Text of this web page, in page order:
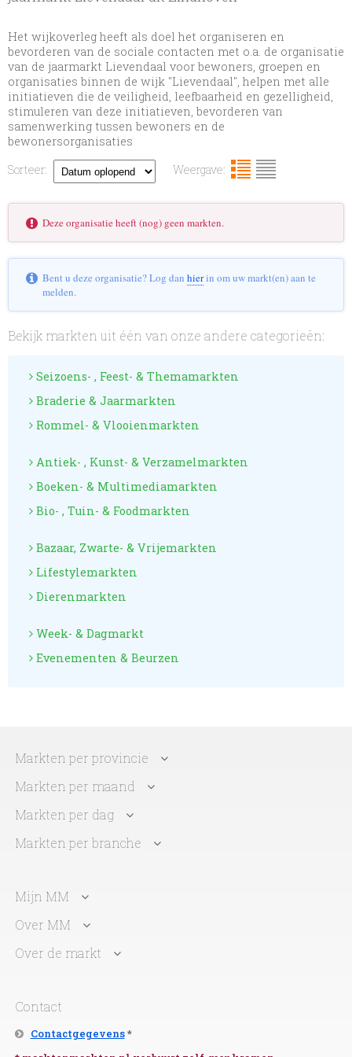
Het wijkoverleg heeft als doel het organiseren en
bevorderen van de sociale contacten met o.a. de organisatie
van de jaarmarkt Lievendaal voor bewoners, groepen en
organisaties binnen de wijk "Lievendaal", helpen met alle
initiatieven die de veiligheid, leefbaarheid en gezelligheid,
stimuleren van deze initiatieven, bevorderen van
samenwerking tussen bewoners en de
bewonersorganisaties
Sorteer:
Weergave:
Deze organisatie heeft (nog) geen markten.
Bent u deze organisatie? Log dan hierin om uw markt(en) aan te
melden.
Bekijk markten uit één van onze andere categorieën:
Seizoens- , Feest- & Themamarkten
Braderie & Jaarmarkten
Rommel- & Vlooienmarkten
Antiek- , Kunst- & Verzamelmarkten
Boeken- & Multimediamarkten
Bio- , Tuin- & Foodmarkten
Bazaar, Zwarte- & Vrijemarkten
Lifestylemarkten
Dierenmarkten
Week- & Dagmarkt
Evenementen & Beurzen
Markten per provincie
Markten per maand
Markten per dag
Markten per branche
Mijn MM
Over MM
Over de markt
Contact
Contactgegevens*